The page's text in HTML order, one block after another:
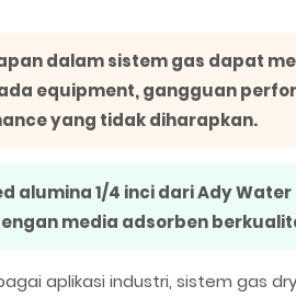
dalam sistem gas dapat
equipment, gangguan
yang tidak diharapkan.
alumina 1/4 inci dari Ady
media adsorben
aplikasi industri, sistem gas